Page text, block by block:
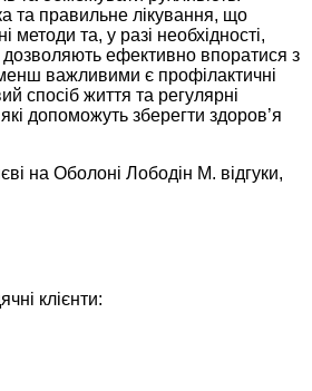
та правильне лікування, що
методи та, у разі необхідності,
дозволяють ефективно впоратися з
важливими є профілактичні
спосіб життя та регулярні
допоможуть зберегти здоров’я
клієнти: